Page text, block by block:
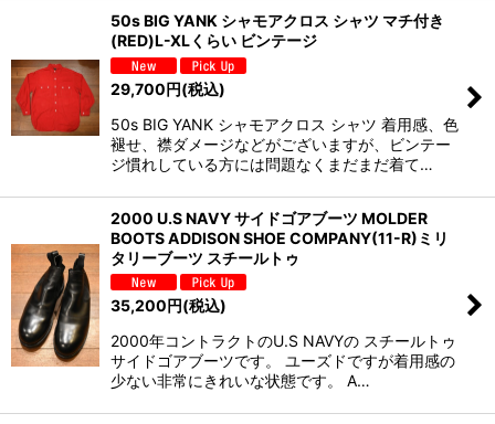
50s BIG YANK シャモアクロス シャツ マチ付き
(RED)L-XLくらい ビンテージ
29,700円(税込)
50s BIG YANK シャモアクロス シャツ 着用感、色
褪せ、襟ダメージなどがございますが、ビンテー
ジ慣れしている方には問題なくまだまだ着て…
2000 U.S NAVY サイドゴアブーツ MOLDER
BOOTS ADDISON SHOE COMPANY(11-R)ミリ
タリーブーツ スチールトゥ
35,200円(税込)
2000年コントラクトのU.S NAVYの スチールトゥ
サイドゴアブーツです。 ユーズドですが着用感の
少ない非常にきれいな状態です。 A…